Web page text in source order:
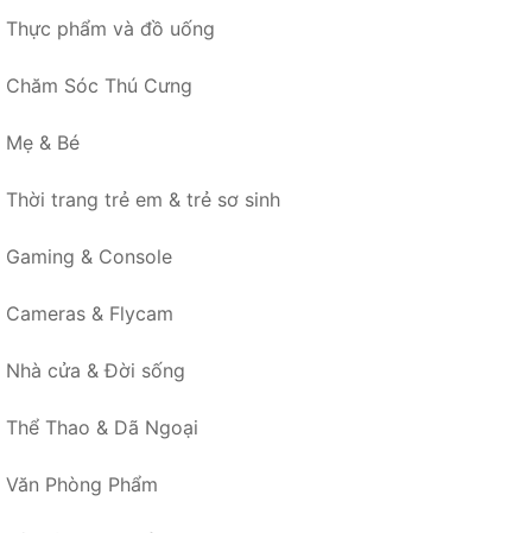
Thực phẩm và đồ uống
Chăm Sóc Thú Cưng
Mẹ & Bé
Thời trang trẻ em & trẻ sơ sinh
Gaming & Console
Cameras & Flycam
Nhà cửa & Đời sống
Thể Thao & Dã Ngoại
Văn Phòng Phẩm